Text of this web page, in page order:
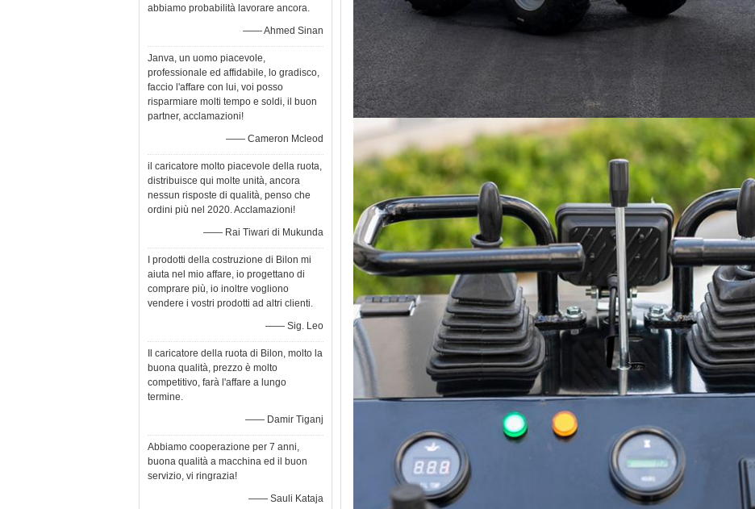
Ti richiameremo presto!
Invia
abbiamo probabilità lavorare ancora.
—— Ahmed Sinan
Janva, un uomo piacevole,
professionale ed affidabile, lo gradisco,
faccio l'affare con lui, voi posso
risparmiare molti tempo e soldi, il buon
partner, acclamazioni!
—— Cameron Mcleod
il caricatore molto piacevole della ruota,
distribuisce qui molte unità, ancora
nessun risposte di qualità, penso che
ordini più nel 2020. Acclamazioni!
—— Rai Tiwari di Mukunda
I prodotti della costruzione di Bilon mi
aiuta nel mio affare, io progettano di
comprare più, io inoltre vogliono
vendere i vostri prodotti ad altri clienti.
—— Sig. Leo
Il caricatore della ruota di Bilon, molto la
buona qualità, prezzo è molto
competitivo, farà l'affare a lungo
termine.
—— Damir Tiganj
Abbiamo cooperazione per 7 anni,
buona qualità a macchina ed il buon
servizio, vi ringrazia!
—— Sauli Kataja